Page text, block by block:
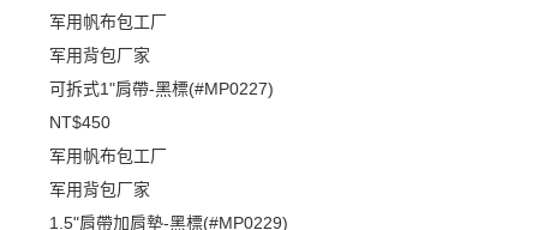
军用帆布包工厂
军用背包厂家
可拆式1"肩帶-黑標(#MP0227)
NT$450
军用帆布包工厂
军用背包厂家
1.5"肩帶加肩墊-黑標(#MP0229)